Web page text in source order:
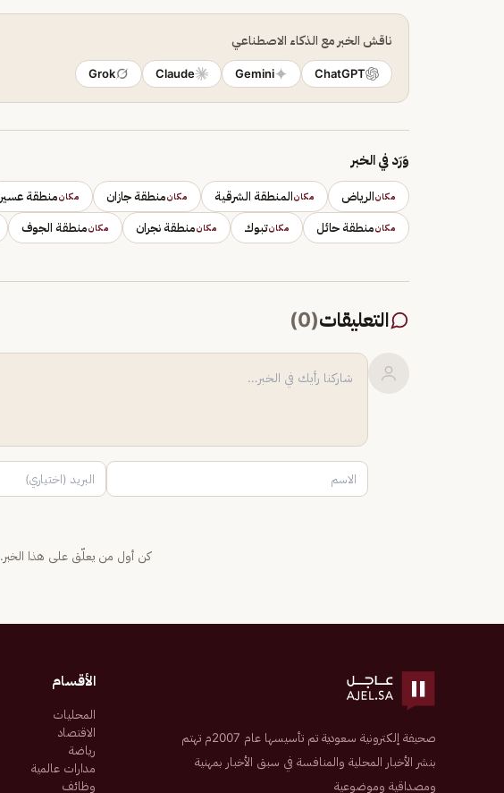
ناقش الخبر مع الذكاء الاصطناعي
ChatGPT
Gemini
Claude
Grok
وَرَد في الخبر
مكانالرياض مكانالمنطقة الشرقية مكانمنطقة جازان مكانمنطقة عسير
مكانمنطقة حائل مكانتبوك مكانمنطقة نجران مكانمنطقة الجوف
التعليقات(
0
)
كن أول من يعلّق على هذا الخبر.
صحيفة إلكترونية سعودية تم تأسيسها عام 2007م تهتم
بنشر الأخبار المحلية والمنافسة في سبق الأخبار بمهنية
ومصداقية وموضوعية
الأقسام
المحليات
الاقتصاد
رياضة
مدارات عالمية
وظائف